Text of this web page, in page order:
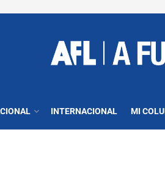
INTERNACIONAL MI